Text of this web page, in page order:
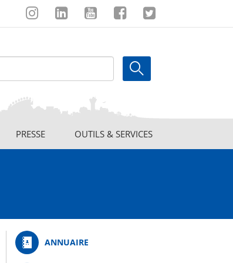
InstagramLinkedinYoutubeFacebookTwitter
PRESSE OUTILS & SERVICES
ANNUAIRE